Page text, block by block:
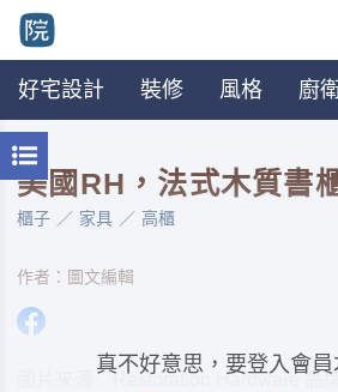
好宅設計 裝修 風格 廚
美國RH，法式木質書
櫃子 家具 高櫃
作者：圖文編輯
圖片來源：Restoration Hardware 品
真不好意思，要登入會員